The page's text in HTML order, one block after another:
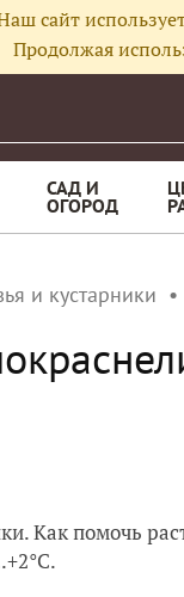
сайт
Продолжая
САД И
ОГОРОД
и кустарники
Как помочь